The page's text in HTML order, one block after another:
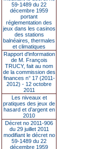
59-1489 du 22
décembre 1959
portant
réglementation des
jeux dans les casinos
des stations
balnéaires, thermales
et climatiques
Rapport d'information
de M. François
TRUCY, fait au nom
de la commission des
finances n° 17 (2011-
2012) - 12 octobre
2011
Les niveaux et
pratiques des jeux de
hasard et d’argent en
2010
Décret no 2011-906
du 29 juillet 2011
modifiant le décret no
59-1489 du 22
décembre 1959